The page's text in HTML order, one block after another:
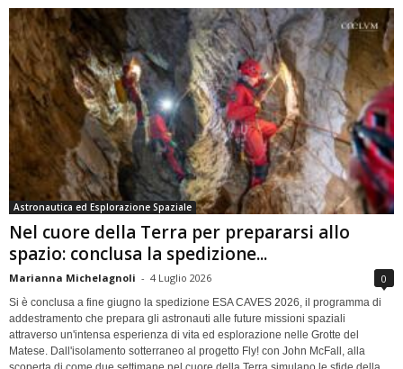
Astronautica ed Esplorazione Spaziale
Nel cuore della Terra per prepararsi allo
spazio: conclusa la spedizione...
Marianna Michelagnoli - 4 Luglio 2026 0
Si è conclusa a fine giugno la spedizione ESA CAVES 2026, il programma di
addestramento che prepara gli astronauti alle future missioni spaziali
attraverso un'intensa esperienza di vita ed esplorazione nelle Grotte del
Matese. Dall'isolamento sotterraneo al progetto Fly! con John McFall, alla